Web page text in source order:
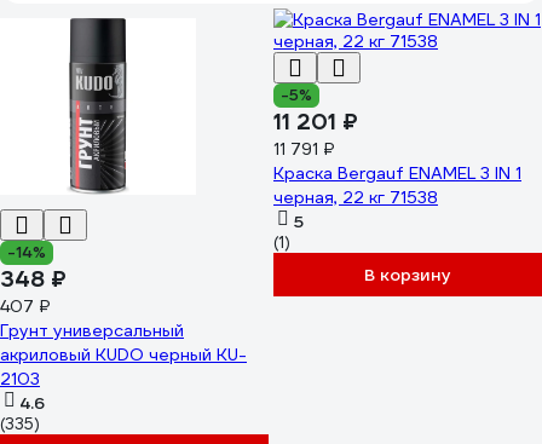
-14%
348 ₽
407 ₽
Грунт универсальный
акриловый KUDO черный KU-
2103
4.6
(335)
-5%
11 201 ₽
11 791 ₽
Краска Bergauf ENAMEL 3 IN 1
черная, 22 кг 71538
5
(1)
В корзину